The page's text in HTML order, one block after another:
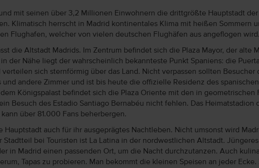
mit seinen über 3,2 Millionen Einwohnern die drittgrößte Hauptstadt
Klimatisch herrscht in Madrid kontinentales Klima mit heißen Sommern
Flughafen, welcher von vielen deutschen Flughäfen aus angeflogen wird.
die Altstadt Madrids. Im Zentrum befindet sich die Plaza Mayor, der alte
der Nähe liegt der wahrscheinlich bekannteste Punkt Spaniens: die
sich sternförmig über das Land. Nicht verpassen sollten Besucher
andere Zimmer und ist bis heute die offizielle Residenz des
Königspalast befindet sich die Plaza Oriente mit den in
Besuch des Estadio Santiago Bernabéu nicht fehlen. Das Heimatstadion
über 81.000 Fans beherbergen.
Hauptstadt auch für ihr ausgeprägtes Nachtleben. Nicht umsonst wird
bei Touristen ist La Latina in der nordwestlichen Altstadt.
in Madrid einen passenden Ort, um die Nacht durchzutanzen. Auch
Tapas zu probieren. Man bekommt die kleinen Speisen an jeder